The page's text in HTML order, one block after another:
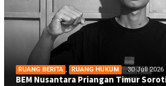
RUANG BERITA , RUANG HUKUM 30 Juli 2026
BEM Nusantara Priangan Timur